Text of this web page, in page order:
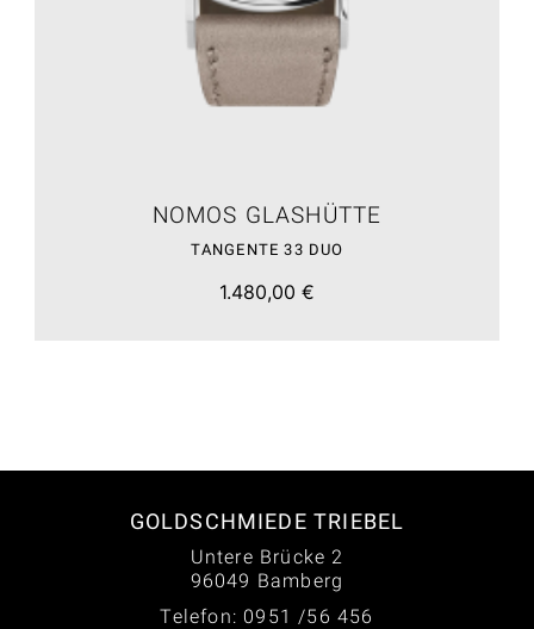
NOMOS GLASHÜTTE
TANGENTE 33 DUO
1.480,00 €
GOLDSCHMIEDE TRIEBEL
Untere Brücke 2
96049 Bamberg
Telefon: 0951 /56 456